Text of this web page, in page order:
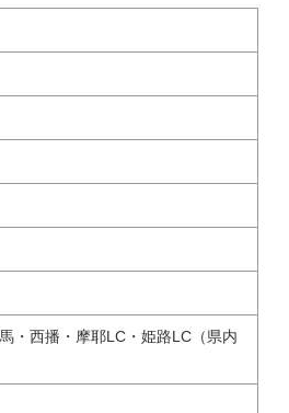
・西播・摩耶LC・姫路LC（県内